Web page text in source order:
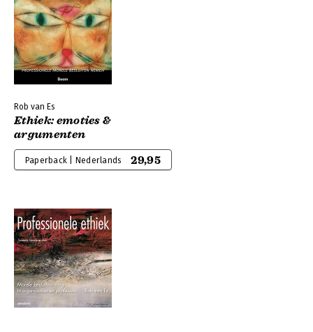
Rob van Es
Ethiek: emoties &
argumenten
Paperback | Nederlands 29,95